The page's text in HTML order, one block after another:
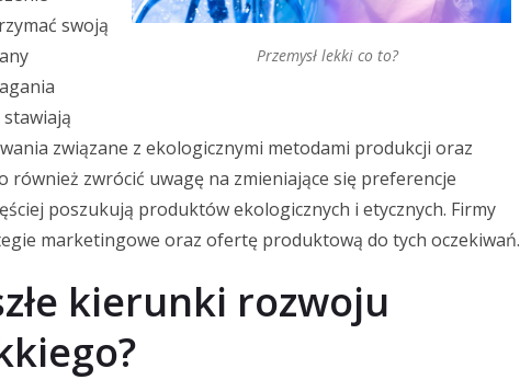
Przemysł lekki co to?
swoją
związane z ekologicznymi metodami produkcji oraz
również zwrócić uwagę na zmieniające się preferencje
poszukują produktów ekologicznych i etycznych. Firmy
marketingowe oraz ofertę produktową do tych oczekiwań.
kierunki rozwoju